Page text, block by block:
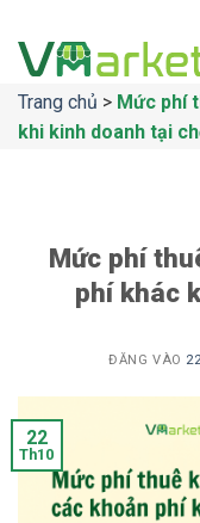
qua
dungTrang chủ > Mức phí
khi kinh doanh tại
Mức phí
phí khác
ĐĂNG VÀO
22
Th10